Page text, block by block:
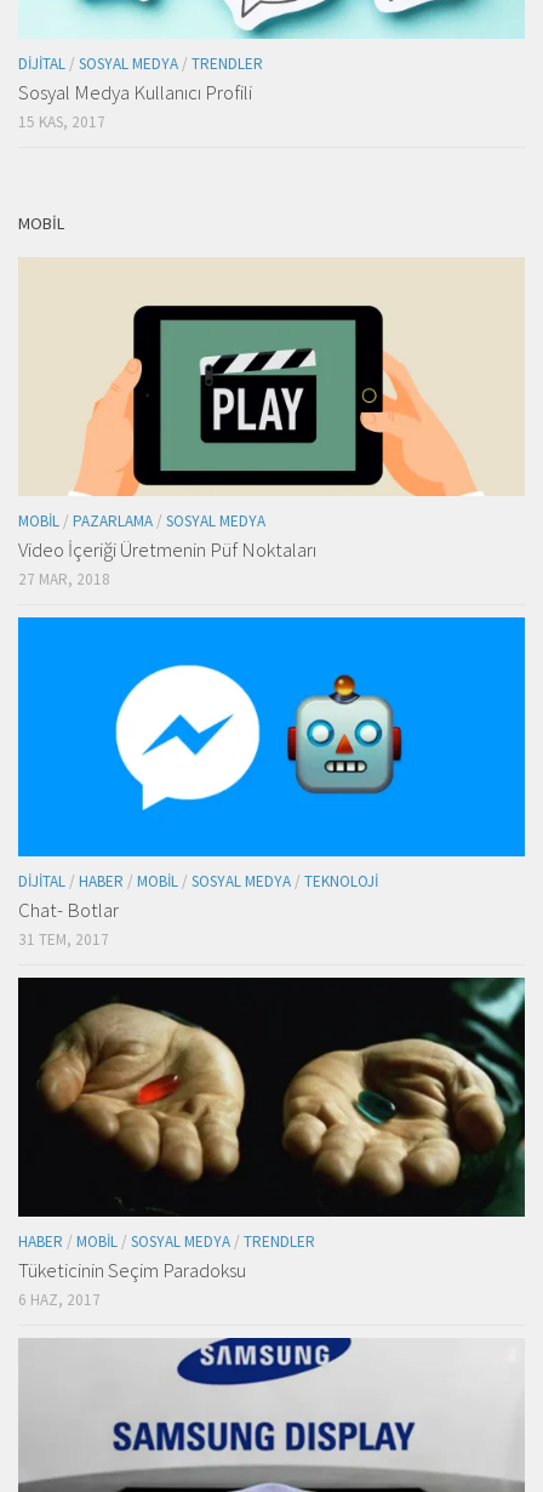
DIJITAL/ SOSYAL MEDYA/ TRENDLER
Sosyal Medya Kullanıcı Profili
15 KAS, 2017
MOBIL
MOBIL / PAZARLAMA / SOSYAL MEDYA
Video İçeriği Üretmenin Püf Noktaları
27 MAR, 2018
DIJITAL / HABER / MOBIL / SOSYAL MEDYA / TEKNOLOJI
Chat- Botlar
31 TEM, 2017
HABER / MOBIL / SOSYAL MEDYA / TRENDLER
Tüketicinin Seçim Paradoksu
6 HAZ, 2017